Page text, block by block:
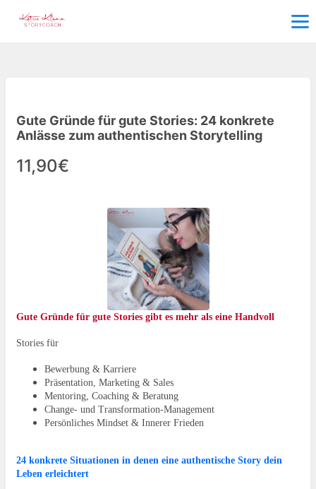
Gute Gründe für gute Stories: 24 konkrete
Anlässe zum authentischen Storytelling
11,90€
Gute Gründe für gute Stories gibt es mehr als eine Handvoll
Stories für
Bewerbung & Karriere
Präsentation, Marketing & Sales
Mentoring, Coaching & Beratung
Change- und Transformation-Management
Persönliches Mindset & Innerer Frieden
24 konkrete Situationen in denen eine authentische Story dein
Leben erleichtert